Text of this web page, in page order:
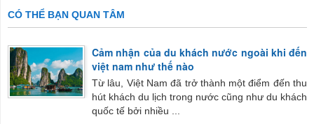
CÓ THỂ BẠN QUAN TÂM
Cảm nhận của du khách nước ngoài khi đến
việt nam như thế nào
Từ lâu, Việt Nam đã trở thành một điểm đến thu
hút khách du lịch trong nước cũng như du khách
quốc tế bởi nhiều ...